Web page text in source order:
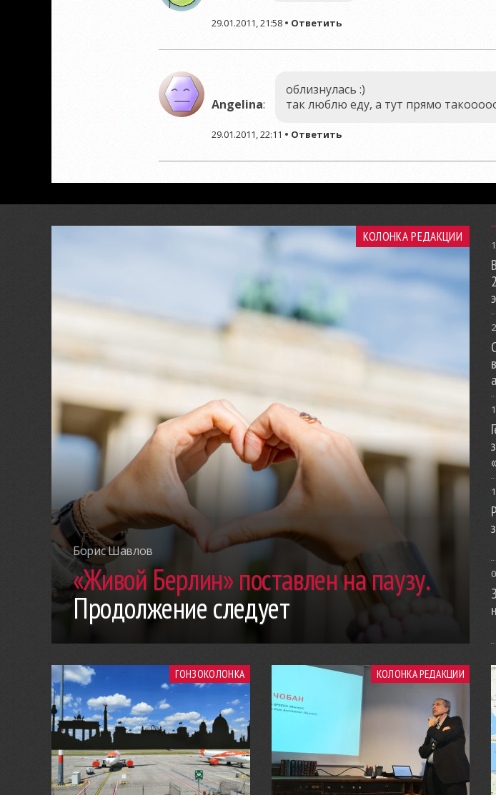
29.01.2011, 21:58 • Ответить
Angelina:
облизнулась :)
так люблю еду, а тут прямо
29.01.2011, 22:11 • Ответить
КОЛОНКА РЕДАКЦИИ
Борис Шавлов
«Живой Берлин» поставлен на паузу.
Продолжение следует
ГОНЗОКОЛОНКА КОЛОНКА РЕДАКЦИИ